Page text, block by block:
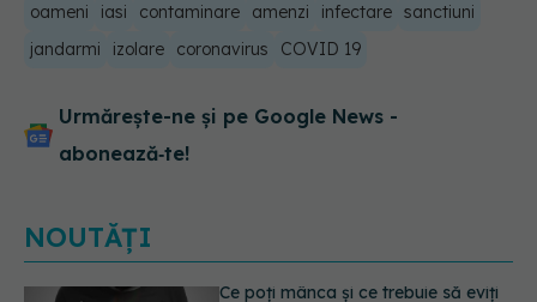
oameni iasi contaminare amenzi infectare sanctiuni
jandarmi
izolare coronavirus COVID 19
Urmărește-ne și pe Google News -
abonează‑te!
NOUTĂȚI